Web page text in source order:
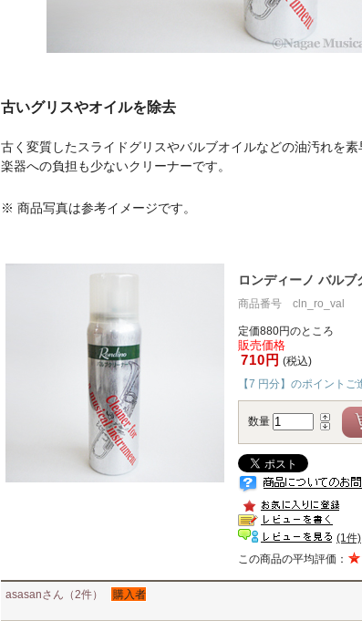
古いグリスやオイルを除去
古く変質したスライドグリスやバルブオイルなどの油汚れを素
楽器への負担も少ないクリーナーです。
※ 商品写真は参考イメージです。
ロンディーノ バルブ
商品番号 cln_ro_val
定価880円のところ
販売価格
710円 (税込)
【7 円分】のポイントご
数量
(1件)
この商品の平均評価：
asasanさん（2件） 購入者